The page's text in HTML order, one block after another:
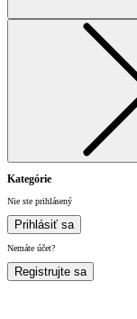
Kategórie
Nie ste prihlásený
Prihlásiť sa
Nemáte účet?
Registrujte sa